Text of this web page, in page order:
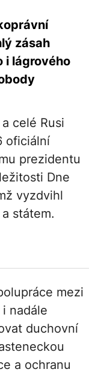
zásah
i lágrového
celé Rusi
oficiální
prezidentu
Dne
vyzdvihl
státem.
mezi
nadále
duchovní
a ochranu